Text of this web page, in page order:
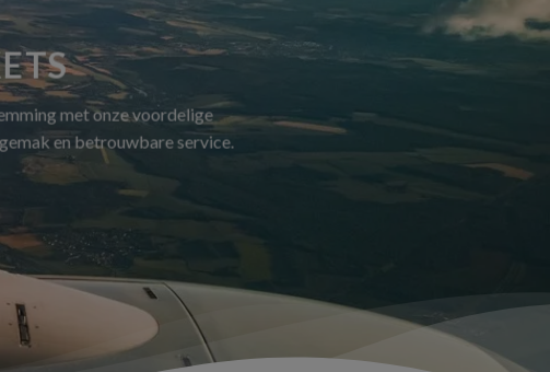
met onze voordelige
en betrouwbare service.